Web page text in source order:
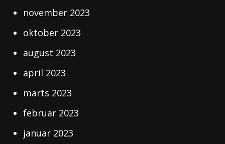
november 2023
oktober 2023
august 2023
april 2023
marts 2023
februar 2023
januar 2023